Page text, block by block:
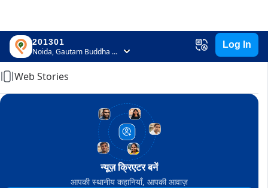
201301
Noida, Gautam Buddha Nagar, Uttar Pradesh
Log In
Home
Web Stories
न्यूज़ क्रिएटर बनें
आपकी स्थानीय कहानियाँ, आपकी आवाज़